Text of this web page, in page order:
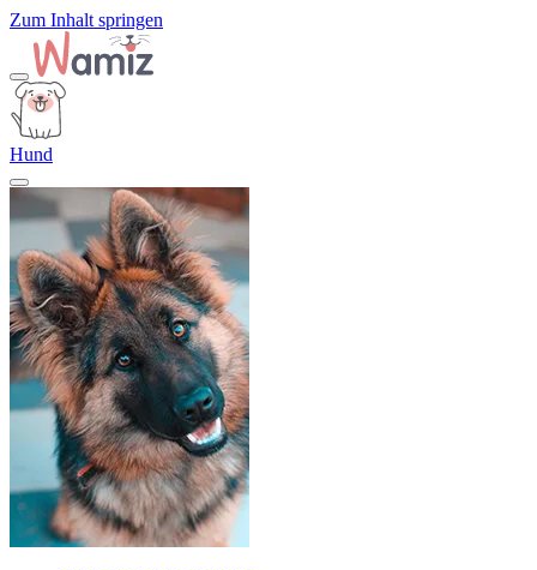
Zum Inhalt springen
Hund